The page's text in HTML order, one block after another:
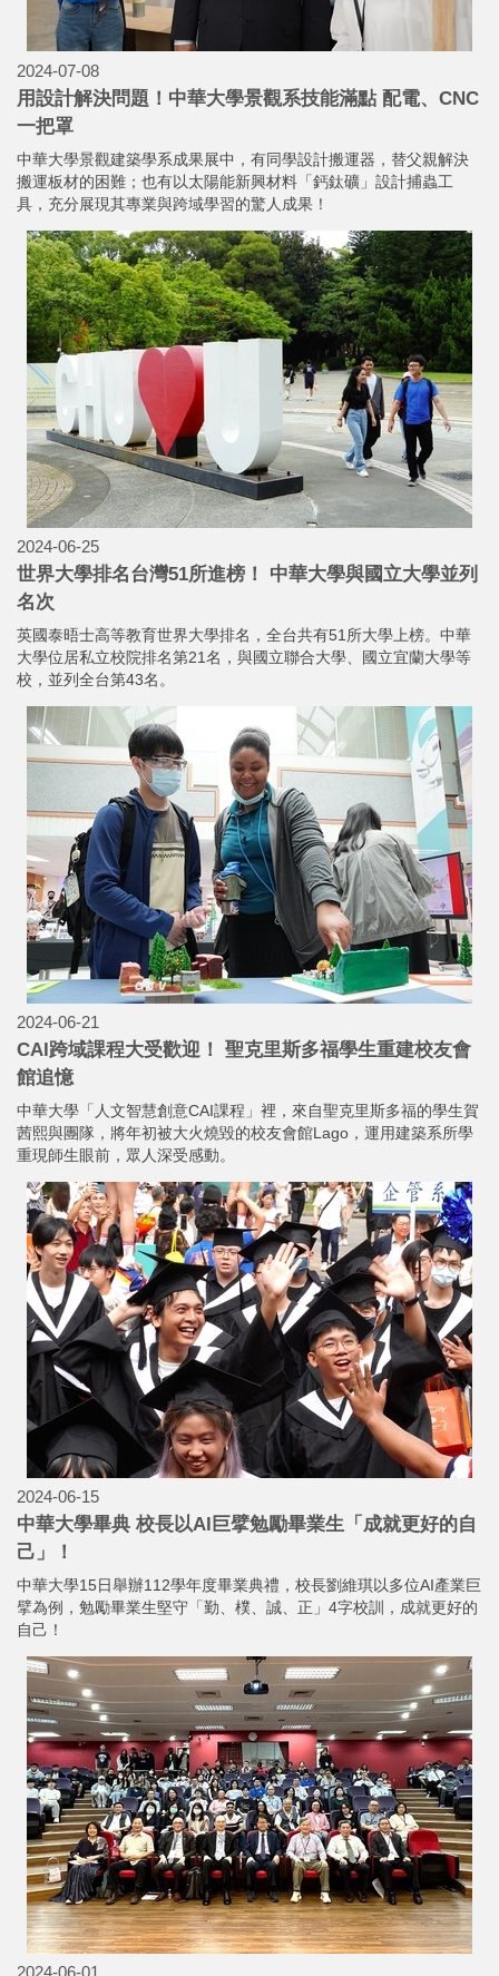
2024-07-08
用設計解決問題！中華大學景觀系技能滿點 配電、CNC
一把罩
中華大學景觀建築學系成果展中，有同學設計搬運器，替父親解決
搬運板材的困難；也有以太陽能新興材料「鈣鈦礦」設計捕蟲工
具，充分展現其專業與跨域學習的驚人成果！
2024-06-25
世界大學排名台灣51所進榜！ 中華大學與國立大學並列
名次
英國泰晤士高等教育世界大學排名，全台共有51所大學上榜。中華
大學位居私立校院排名第21名，與國立聯合大學、國立宜蘭大學等
校，並列全台第43名。
2024-06-21
CAI跨域課程大受歡迎！ 聖克里斯多福學生重建校友會
館追憶
中華大學「人文智慧創意CAI課程」裡，來自聖克里斯多福的學生賀
茜熙與團隊，將年初被大火燒毀的校友會館Lago，運用建築系所學
重現師生眼前，眾人深受感動。
2024-06-15
中華大學畢典 校長以AI巨擘勉勵畢業生「成就更好的自
己」！
中華大學15日舉辦112學年度畢業典禮，校長劉維琪以多位AI產業巨
擘為例，勉勵畢業生堅守「勤、樸、誠、正」4字校訓，成就更好的
自己！